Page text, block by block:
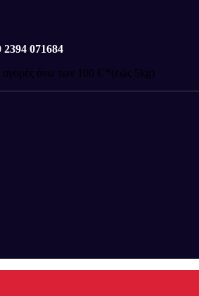
2394 071684
αγορές άνω των 100 € *(εώς 5kg)